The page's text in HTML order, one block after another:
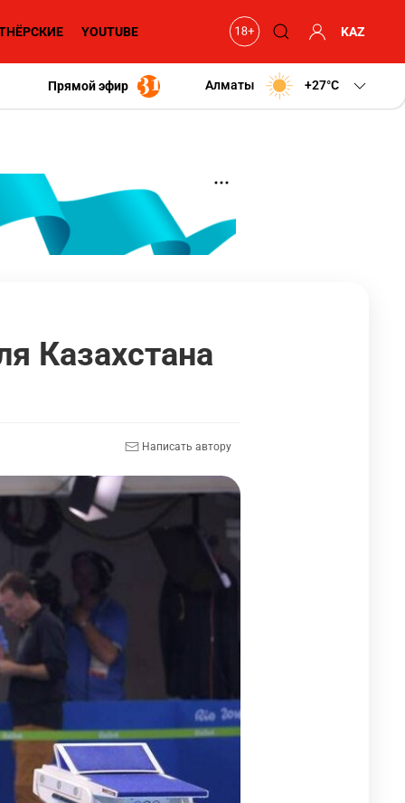
YOUTUBE KAZ
Прямой эфир Алматы +27 C
Казахстана
Написать автору